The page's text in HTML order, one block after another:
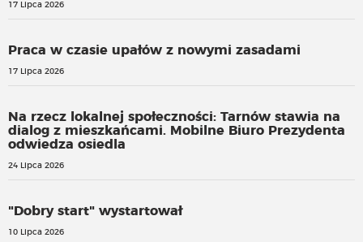
17 Lipca 2026
Praca w czasie upałów z nowymi zasadami
17 Lipca 2026
Na rzecz lokalnej społeczności: Tarnów stawia na
dialog z mieszkańcami. Mobilne Biuro Prezydenta
odwiedza osiedla
24 Lipca 2026
"Dobry start" wystartował
10 Lipca 2026